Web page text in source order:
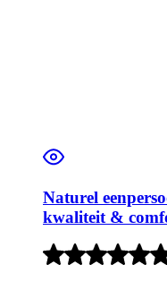
Naturel
kwaliteit &